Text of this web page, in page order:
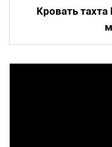
Кровать